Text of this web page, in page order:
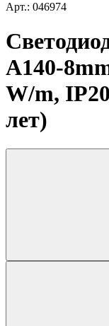
Арт.: 046974
A140-
W/m,
лет)